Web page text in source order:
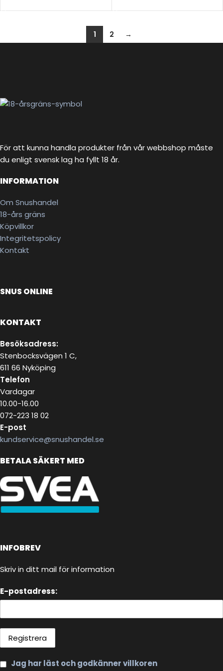
1 2 →
För att kunna handla produkter från vår webbshop måste
du enligt svensk lag ha fyllt 18 år.
INFORMATION
Om Snushandel
18-års gräns
Köpvillkor
Integritetspolicy
Kontakt
SNUS ONLINE
KONTAKT
Besöksadress:
Stenbocksvägen 1 C,
611 66 Nyköping
Telefon
Vardagar
10.00-16.00
072-223 18 02
E-post
kundservice@snushandel.se
BETALA SÄKERT MED
INFOBREV
Skriv in ditt mail för information
E-postadress:
Jag har läst och godkänner villkoren